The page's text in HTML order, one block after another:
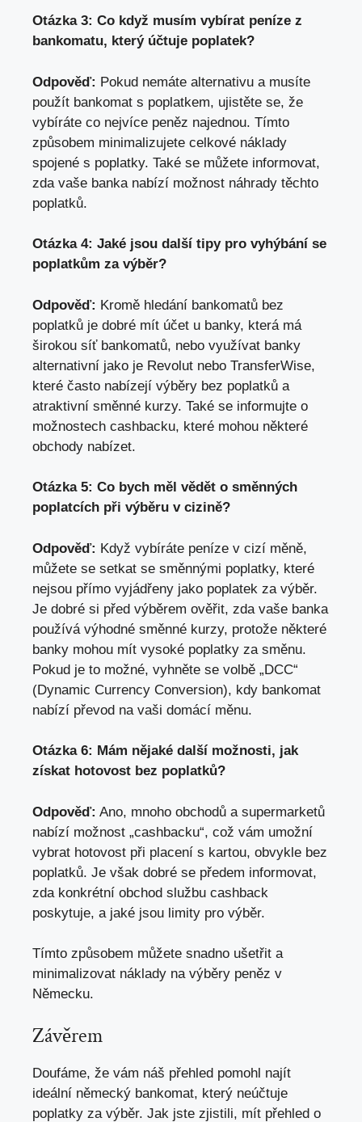
Otázka 3: Co když musím vybírat peníze z
bankomatu, který účtuje poplatek?
Odpověď: Pokud nemáte alternativu a musíte
použít bankomat s poplatkem, ujistěte se, že
vybíráte co nejvíce peněz najednou. Tímto
způsobem minimalizujete celkové náklady
spojené s poplatky. Také se můžete informovat,
zda vaše banka nabízí možnost náhrady těchto
poplatků.
Otázka 4: Jaké jsou další tipy pro vyhýbání se
poplatkům za výběr?
Odpověď: Kromě hledání bankomatů bez
poplatků je dobré mít účet u banky, která má
širokou síť bankomatů, nebo využívat banky
alternativní jako je Revolut nebo TransferWise,
které často nabízejí výběry bez poplatků a
atraktivní směnné kurzy. Také se informujte o
možnostech cashbacku, které mohou některé
obchody nabízet.
Otázka 5: Co bych měl vědět o směnných
poplatcích při výběru v cizině?
Odpověď: Když vybíráte peníze v cizí měně,
můžete se setkat se směnnými poplatky, které
nejsou přímo vyjádřeny jako poplatek za výběr.
Je dobré si před výběrem ověřit, zda vaše banka
používá výhodné směnné kurzy, protože některé
banky mohou mít vysoké poplatky za směnu.
Pokud je to možné, vyhněte se volbě „DCC“
(Dynamic Currency Conversion), kdy bankomat
nabízí převod na vaši domácí měnu.
Otázka 6: Mám nějaké další možnosti, jak
získat hotovost bez poplatků?
Odpověď: Ano, mnoho obchodů a supermarketů
nabízí možnost „cashbacku“, což vám umožní
vybrat hotovost při placení s kartou, obvykle bez
poplatků. Je však dobré se předem informovat,
zda konkrétní obchod službu cashback
poskytuje, a jaké jsou limity pro výběr.
Tímto způsobem můžete snadno ušetřit a
minimalizovat náklady na výběry peněz v
Německu.
Závěrem
Doufáme, že vám náš přehled pomohl najít
ideální německý bankomat, který neúčtuje
poplatky za výběr. Jak jste zjistili, mít přehled o